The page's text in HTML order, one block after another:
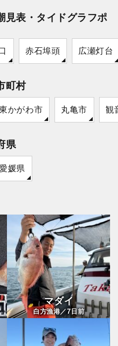
見表・タイドグラフポ
赤石埠頭 広瀬灯台
町村
かがわ市 丸亀市 観
県
媛県
マダイ
白方漁港／7 日前